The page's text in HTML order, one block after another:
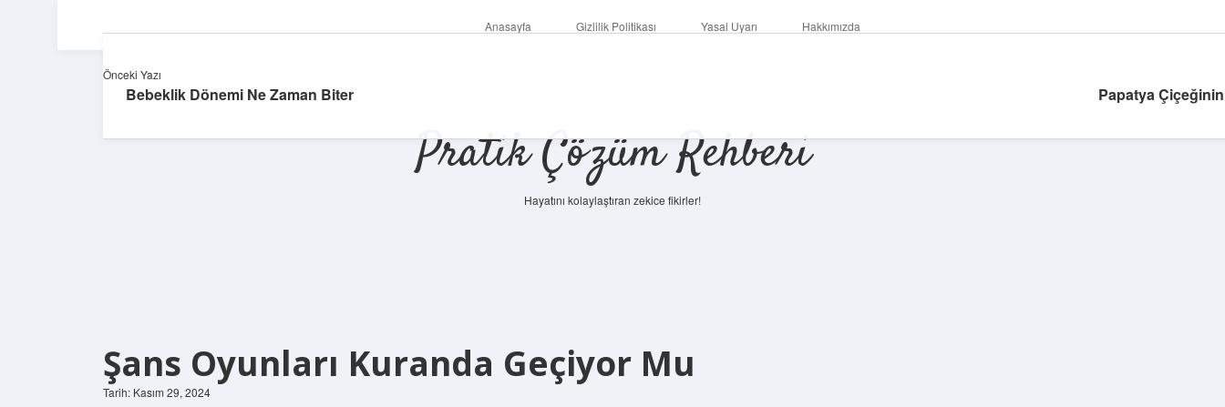
Anasayfa Gizlilik Politikası Yasal Uyarı Hakkımızda
Pratik Çözüm Rehberi
Hayatını kolaylaştıran zekice fikirler!
Şans Oyunları Kuranda Geçiyor Mu
Tarih: Kasım 29, 2024
Önceki Yazı
Bebeklik Dönemi Ne Zaman Biter Papatya